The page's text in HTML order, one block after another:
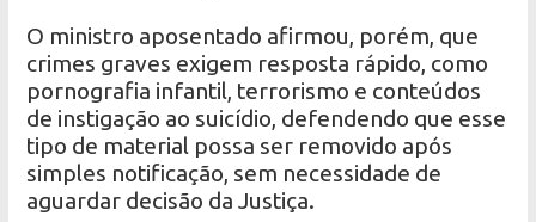
O ministro aposentado afirmou, porém, que
crimes graves exigem resposta rápido, como
pornografia infantil, terrorismo e conteúdos
de instigação ao suicídio, defendendo que esse
tipo de material possa ser removido após
simples notificação, sem necessidade de
aguardar decisão da Justiça.